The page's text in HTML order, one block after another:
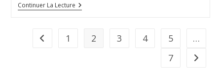
Continuer La LecturePrév’
En
Son’O’Liort
Go to the previous page
1 2 3 4 5
…
7
Aller à